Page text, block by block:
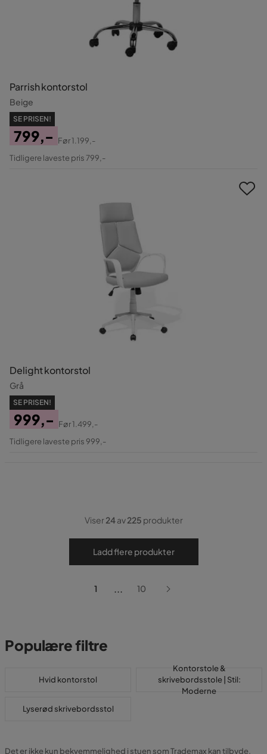
Parrish kontorstol
Beige
SE PRISEN!
Pris
799,-
Original
Før1.199,-
Tidligere laveste pris 799,-
Delight kontorstol
Grå
SE PRISEN!
Pris
999,-
Original
Før1.499,-
Tidligere laveste pris 999,-
Viser24av225 produkter
Ladd flere produkter
1 ... 10
Populære filtre
Hvid kontorstol
Kontorstole &
skrivebordsstole | Stil:
Moderne
Lyserød skrivebordsstol
Det er ikke kun bekvemmelighed i stuen som Trademax kan tilbyde.